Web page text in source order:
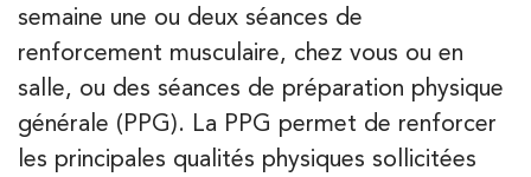
semaine une ou deux séances de
renforcement musculaire, chez vous ou en
salle, ou des séances de préparation physique
générale (PPG). La PPG permet de renforcer
les principales qualités physiques sollicitées
IK Paris 7 Saint Germain
199 Bd Saint-Germain 75007 Paris
199 Bd Saint-Germain 75007 Paris
01 43 25 10 20
Kinésithérapie